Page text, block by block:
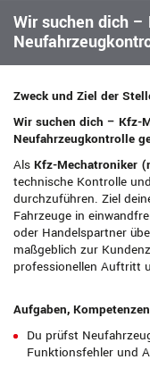
Wir suchen dich
Zweck und Ziel der
Wir suchen dich – Kfz-
Neufahrzeugkontrolle
Als Kfz-Mechatroniker
technische Kontrolle
durchzuführen. Ziel
Fahrzeuge in
oder Handelspartner
maßgeblich zur
professionellen Auftritt
Aufgaben,
Du prüfst
Funktionsfehler und